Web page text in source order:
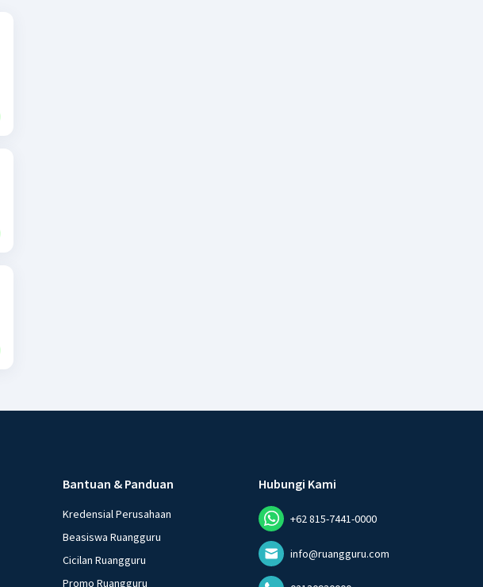
Bantuan & Panduan
Kredensial Perusahaan
Beasiswa Ruangguru
Cicilan Ruangguru
Promo Ruangguru
Hubungi Kami
+62 815-7441-0000
info@ruangguru.com